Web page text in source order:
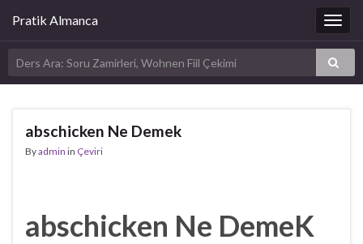
Pratik Almanca
abschicken Ne Demek
Byadmin in Çeviri
abschicken Ne DemeK